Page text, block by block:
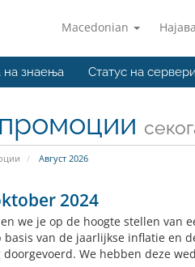
Macedonian
на знаења Статус на сервери
Август 2026
2024
we je op de hoogte stellen
basis van de jaarlijkse inflatie en
We hebben deze